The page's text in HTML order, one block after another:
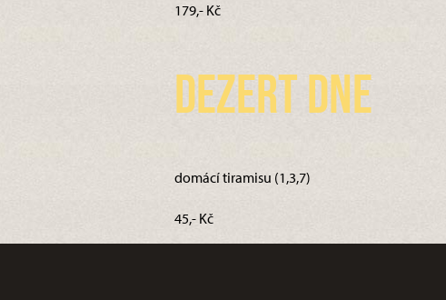
179,- Kč
Dezert dne
domácí tiramisu (1,3,7)
45,- Kč